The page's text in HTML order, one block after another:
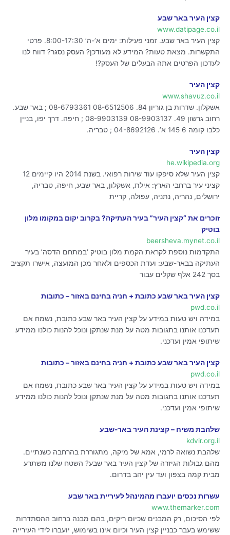
קצין העיר באר שבע
www.datipage.co.il
קצין העיר באר שבע. זמני פעילות: ימים א’-ה’ 8:00-17:30. פרטי
התקשרות. מצאת טעות? המידע לא מעודכן? העסק נסגר? דווח לנו
לעדכון הפרטים אתה הבעלים של העסק?!
קצין העיר
www.shavuz.co.il
אשקלון. שדרות בן גוריון 84. 08-6512506 08-6793361 ; באר שבע.
רחוב גרשון 49. 08-9903137 08-9903139 ; חיפה. דרך יפו, בניין
כלבו קומה 6 145 א’. 04-8692126 ; טבריה.
קצין העיר
he.wikipedia.org
קצין העיר שלא סיפקו עוד שירות רפואי. בשנת 2014 היו קיימים 12
קציני עיר ברחבי הארץ: אילת, אשקלון, באר שבע, חיפה, טבריה,
ירושלים, נהריה, נתניה, עפולה, קריית
זוכרים את “קצין העיר” בעיר העתיקה? בקרוב יקום במקומו מלון
בוטיק
beersheva.mynet.co.il
התקדמות נוספת לקראת הקמת מלון בוטיק ‘במתחם הדסה’ בעיר
העתיקה בבאר-שבע: ועדת הכספים ולאחר מכן המועצה, אישרו תקציב
בסך 242 אלף שקלים עבור
קצין העיר באר שבע כתובת + חניה בחינם באזור – כתובות
pwd.co.il
במידה ויש טעות במידע על קצין העיר באר שבע כתובת, נשמח אם
תעדכנו אותנו בתגובות מטה על מנת שנתקן ונוכל להנות כולנו ממידע
שיתופי אמין ועדכני.
קצין העיר באר שבע כתובת + חניה בחינם באזור – כתובות
pwd.co.il
במידה ויש טעות במידע על קצין העיר באר שבע כתובת, נשמח אם
תעדכנו אותנו בתגובות מטה על מנת שנתקן ונוכל להנות כולנו ממידע
שיתופי אמין ועדכני.
שלהבת משיח – קצינת העיר באר-שבע
kdvir.org.il
שלהבת נשואה לרמי, אמא של מיקה, מתגוררת בהרחבה כשנתיים.
מהם גבולות הגיזרה של קצין העיר באר שבע? השטח שלנו משתרע
מבית קמה בצפון ועד עין יהב בדרום.
עשרות נכסים יועברו מהמינהל לעיריית באר שבע
www.themarker.com
לפי הסיכום, רק המבנים שכיום ריקים, בהם מבנה ברחוב ההסתדרות
ששימש בעבר כבניין קצין העיר וכיום אינו בשימוש, יועברו לידי העירייה